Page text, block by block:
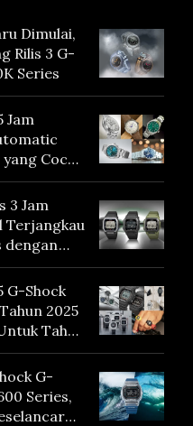
Dimulai,
Rilis 3 G-
Series
Jam
Cocok
3 Jam
Terjangkau
dengan
Tahun
G-Shock
2025
Tahun
G-
Series,